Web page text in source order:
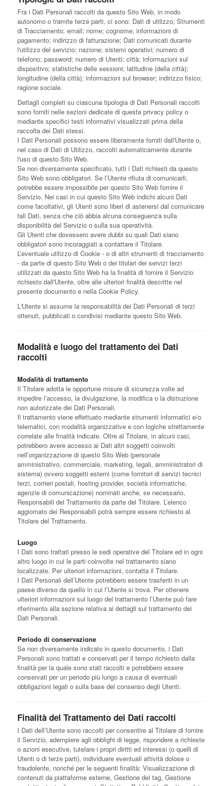
Fra i Dati Personali raccolti da questo Sito Web, in modo
autonomo o tramite terze parti, ci sono: Dati di utilizzo; Strumenti
di Tracciamento; email; nome; cognome; informazioni di
pagamento; indirizzo di fatturazione; Dati comunicati durante
l'utilizzo del servizio; nazione; sistemi operativi; numero di
telefono; password; numero di Utenti; città; informazioni sul
dispositivo; statistiche delle sessioni; latitudine (della città);
longitudine (della città); informazioni sul browser; indirizzo fisico;
ragione sociale.
Dettagli completi su ciascuna tipologia di Dati Personali raccolti
sono forniti nelle sezioni dedicate di questa privacy policy o
mediante specifici testi informativi visualizzati prima della
raccolta dei Dati stessi.
I Dati Personali possono essere liberamente forniti dall'Utente o,
nel caso di Dati di Utilizzo, raccolti automaticamente durante
l'uso di questo Sito Web.
Se non diversamente specificato, tutti i Dati richiesti da questo
Sito Web sono obbligatori. Se l’Utente rifiuta di comunicarli,
potrebbe essere impossibile per questo Sito Web fornire il
Servizio. Nei casi in cui questo Sito Web indichi alcuni Dati
come facoltativi, gli Utenti sono liberi di astenersi dal comunicare
tali Dati, senza che ciò abbia alcuna conseguenza sulla
disponibilità del Servizio o sulla sua operatività.
Gli Utenti che dovessero avere dubbi su quali Dati siano
obbligatori sono incoraggiati a contattare il Titolare.
L’eventuale utilizzo di Cookie - o di altri strumenti di tracciamento
- da parte di questo Sito Web o dei titolari dei servizi terzi
utilizzati da questo Sito Web ha la finalità di fornire il Servizio
richiesto dall'Utente, oltre alle ulteriori finalità descritte nel
presente documento e nella Cookie Policy.
L'Utente si assume la responsabilità dei Dati Personali di terzi
ottenuti, pubblicati o condivisi mediante questo Sito Web.
Modalità e luogo del trattamento dei Dati
raccolti
Modalità di trattamento
Il Titolare adotta le opportune misure di sicurezza volte ad
impedire l’accesso, la divulgazione, la modifica o la distruzione
non autorizzate dei Dati Personali.
Il trattamento viene effettuato mediante strumenti informatici e/o
telematici, con modalità organizzative e con logiche strettamente
correlate alle finalità indicate. Oltre al Titolare, in alcuni casi,
potrebbero avere accesso ai Dati altri soggetti coinvolti
nell’organizzazione di questo Sito Web (personale
amministrativo, commerciale, marketing, legali, amministratori di
sistema) ovvero soggetti esterni (come fornitori di servizi tecnici
terzi, corrieri postali, hosting provider, società informatiche,
agenzie di comunicazione) nominati anche, se necessario,
Responsabili del Trattamento da parte del Titolare. L’elenco
aggiornato dei Responsabili potrà sempre essere richiesto al
Titolare del Trattamento.
Luogo
I Dati sono trattati presso le sedi operative del Titolare ed in ogni
altro luogo in cui le parti coinvolte nel trattamento siano
localizzate. Per ulteriori informazioni, contatta il Titolare.
I Dati Personali dell’Utente potrebbero essere trasferiti in un
paese diverso da quello in cui l’Utente si trova. Per ottenere
ulteriori informazioni sul luogo del trattamento l’Utente può fare
riferimento alla sezione relativa ai dettagli sul trattamento dei
Dati Personali.
Periodo di conservazione
Se non diversamente indicato in questo documento, i Dati
Personali sono trattati e conservati per il tempo richiesto dalla
finalità per la quale sono stati raccolti e potrebbero essere
conservati per un periodo più lungo a causa di eventuali
obbligazioni legali o sulla base del consenso degli Utenti.
Finalità del Trattamento dei Dati raccolti
I Dati dell’Utente sono raccolti per consentire al Titolare di fornire
il Servizio, adempiere agli obblighi di legge, rispondere a richieste
o azioni esecutive, tutelare i propri diritti ed interessi (o quelli di
Utenti o di terze parti), individuare eventuali attività dolose o
fraudolente, nonché per le seguenti finalità: Visualizzazione di
contenuti da piattaforme esterne, Gestione dei tag, Gestione